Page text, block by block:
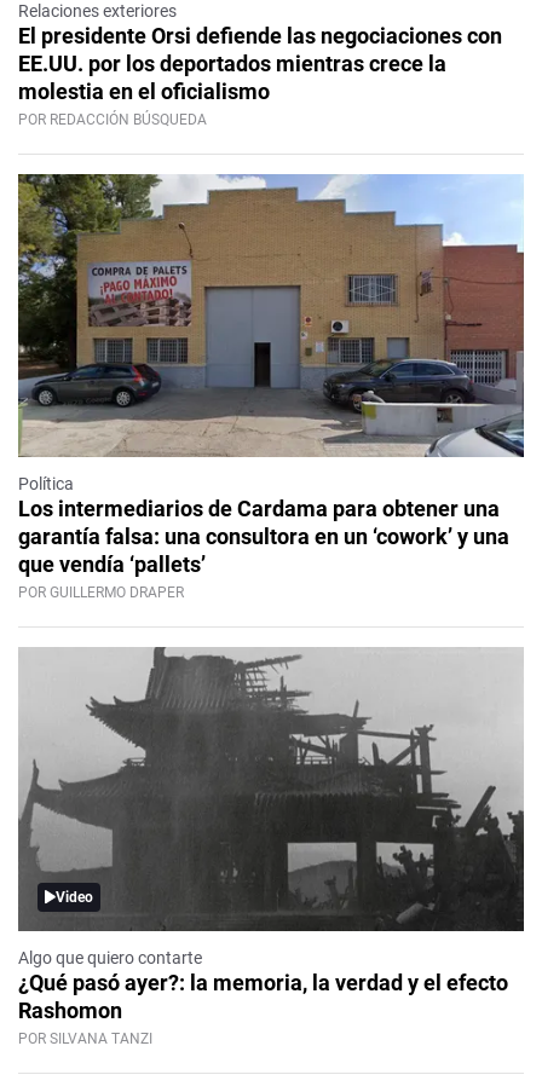
Relaciones exteriores
El presidente Orsi defiende las negociaciones con
EE.UU. por los deportados mientras crece la
molestia en el oficialismo
POR REDACCIÓN BÚSQUEDA
Política
Los intermediarios de Cardama para obtener una
garantía falsa: una consultora en un ‘cowork’ y una
que vendía ‘pallets’
POR GUILLERMO DRAPER
Video
Algo que quiero contarte
¿Qué pasó ayer?: la memoria, la verdad y el efecto
Rashomon
POR SILVANA TANZI